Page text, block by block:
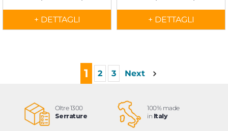
+ DETTAGLI + DETTAGLI
1 2 3 Next
Oltre 1300
Serrature
100% made
in Italy